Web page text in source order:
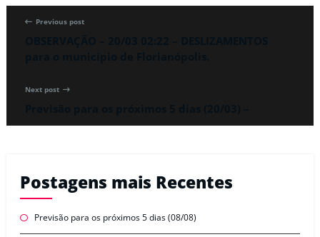
Previous post
Next post
Postagens mais Recentes
Previsão para os próximos 5 dias (08/08)